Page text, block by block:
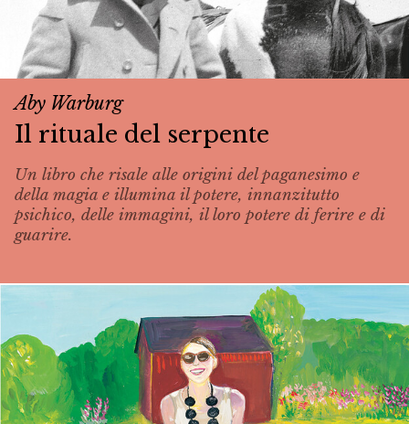
Aby Warburg
Il rituale del serpente
Un libro che risale alle origini del paganesimo e
della magia e illumina il potere, innanzitutto
psichico, delle immagini, il loro potere di ferire e di
guarire.